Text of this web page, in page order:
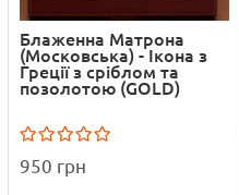
Блаженна Матрона
(Московська) - Ікона з
Греції з сріблом та
позолотою (GOLD)
950 грн